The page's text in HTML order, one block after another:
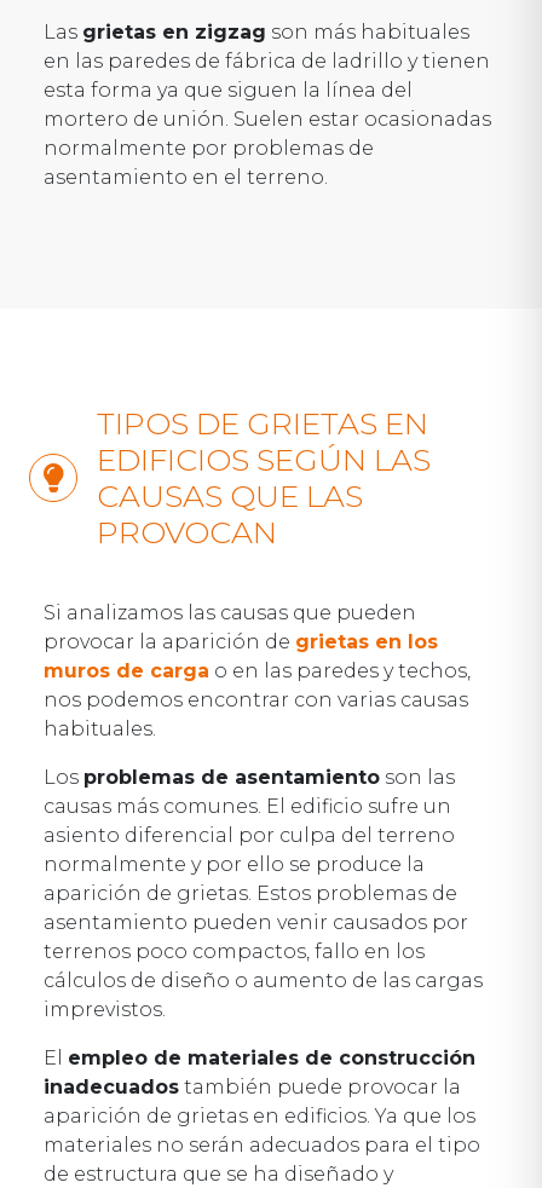
Las grietas en zigzag son más habituales
en las paredes de fábrica de ladrillo y tienen
esta forma ya que siguen la línea del
mortero de unión. Suelen estar ocasionadas
normalmente por problemas de
asentamiento en el terreno.
TIPOS DE GRIETAS EN
EDIFICIOS SEGÚN LAS
CAUSAS QUE LAS
PROVOCAN
Si analizamos las causas que pueden
provocar la aparición de grietas en los
muros de carga o en las paredes y techos,
nos podemos encontrar con varias causas
habituales.
Los problemas de asentamiento son las
causas más comunes. El edificio sufre un
asiento diferencial por culpa del terreno
normalmente y por ello se produce la
aparición de grietas. Estos problemas de
asentamiento pueden venir causados por
terrenos poco compactos, fallo en los
cálculos de diseño o aumento de las cargas
imprevistos.
El empleo de materiales de construcción
inadecuados también puede provocar la
aparición de grietas en edificios. Ya que los
materiales no serán adecuados para el tipo
de estructura que se ha diseñado y